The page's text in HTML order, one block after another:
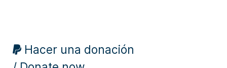
Hacer una donación